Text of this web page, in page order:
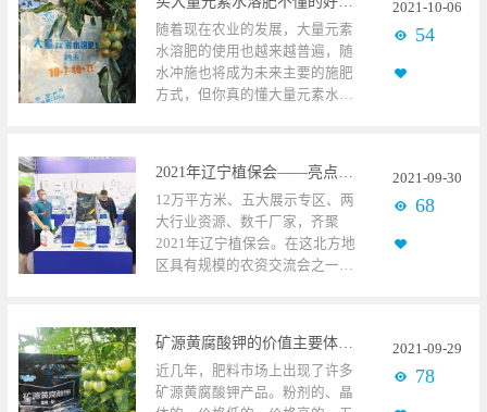
随着现在农业的发展，大量元素
水溶肥的使用也越来越普遍，随
水冲施也将成为未来主要的施肥
方式，但你真的懂大量元素水溶
量高、齐全大量元素水溶肥中应
含有大、中、微量元素，且总和
不少于百分之50，单一元素不少
于百分之6，这样才能保证作物的
正常生长，不易发生缺素。 2、
捷的方法。高品质大量元素水溶
有杂质残留，久放也不会发生分
层；溶解慢、不溶解或溶解后有
2021-10-06
54
12万平方米、五大展示专区、两
大行业资源、数千厂家，齐聚
2021年辽宁植保会。在这北方地
区具有规模的农资交流会之一，
馆设计和整齐的产品陈列，直观
的展示给大家，引得众多经销商
和种植户前来咨询，了解产品，
2021-09-30
68
矿源黄腐酸钾的价值主要体现在哪？
近几年，肥料市场上出现了许多
矿源黄腐酸钾产品。粉剂的、晶
2021-09-29
78